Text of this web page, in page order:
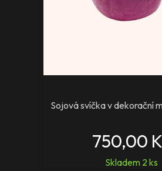
Sojová svíčka v dekorační
750,00
Skladem 2ks